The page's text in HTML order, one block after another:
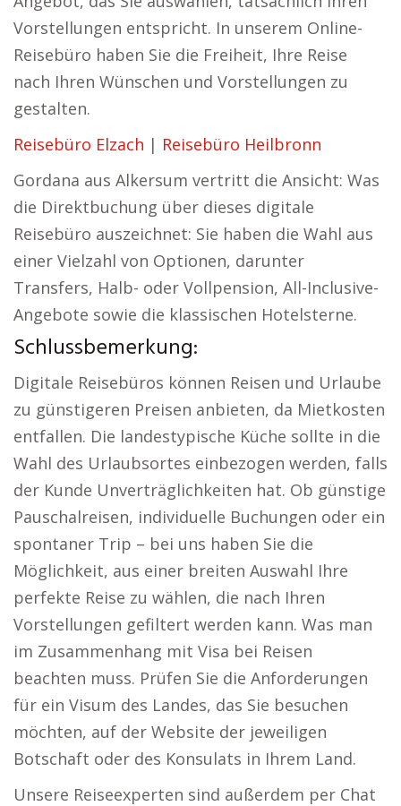
Vorstellungen entspricht. In unserem Online-
Reisebüro haben Sie die Freiheit, Ihre Reise
nach Ihren Wünschen und Vorstellungen zu
gestalten.
Reisebüro Elzach | Reisebüro Heilbronn
Gordana aus Alkersum vertritt die Ansicht: Was
die Direktbuchung über dieses digitale
Reisebüro auszeichnet: Sie haben die Wahl aus
einer Vielzahl von Optionen, darunter
Transfers, Halb- oder Vollpension, All-Inclusive-
Angebote sowie die klassischen Hotelsterne.
Schlussbemerkung:
Digitale Reisebüros können Reisen und Urlaube
zu günstigeren Preisen anbieten, da Mietkosten
entfallen. Die landestypische Küche sollte in die
Wahl des Urlaubsortes einbezogen werden, falls
der Kunde Unverträglichkeiten hat. Ob günstige
Pauschalreisen, individuelle Buchungen oder ein
spontaner Trip – bei uns haben Sie die
Möglichkeit, aus einer breiten Auswahl Ihre
perfekte Reise zu wählen, die nach Ihren
Vorstellungen gefiltert werden kann. Was man
im Zusammenhang mit Visa bei Reisen
beachten muss. Prüfen Sie die Anforderungen
für ein Visum des Landes, das Sie besuchen
möchten, auf der Website der jeweiligen
Botschaft oder des Konsulats in Ihrem Land.
Unsere Reiseexperten sind außerdem per Chat